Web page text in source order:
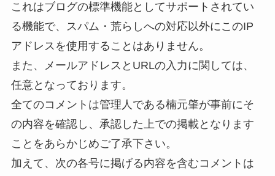
これはブログの標準機能としてサポートされてい
る機能で、スパム・荒らしへの対応以外にこのIP
アドレスを使用することはありません。
また、メールアドレスとURLの入力に関しては、
任意となっております。
全てのコメントは管理人である楠元肇が事前にそ
の内容を確認し、承認した上での掲載となります
ことをあらかじめご了承下さい。
加えて、次の各号に掲げる内容を含むコメントは